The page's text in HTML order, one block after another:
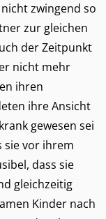
zwingend so
zur gleichen
der Zeitpunkt
nicht mehr
ihren
ihre Ansicht
gewesen sei
sie vor ihrem
dass sie
gleichzeitig
Kinder nach